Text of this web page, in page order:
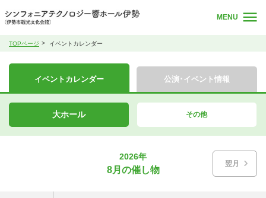
MENU
TOPページ イベントカレンダー
イベントカレンダー 公演･イベント情報
大ホール その他
翌月
2026年
8月の催し物